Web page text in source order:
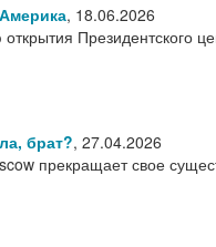
, 18.06.2026
Президентского
брат?, 27.04.2026
прекращает свое